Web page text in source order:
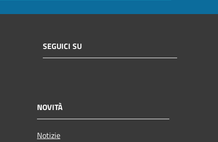
SEGUICI SU
NOVITÀ
Notizie